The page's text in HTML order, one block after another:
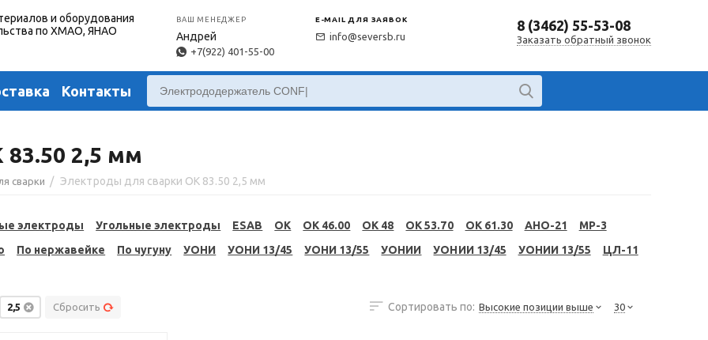
и оборудования
по ХМАО, ЯНАО
ВАШ МЕНЕДЖЕР
Андрей
+7(922) 401-55-00
E-MAIL ДЛЯ ЗАЯВОК
info@seversb.ru
8 (3462) 55-53-08
Заказать обратный звонок
Контакты
2,5 мм
сварки / Электроды для сварки OK 83.50 2,5 мм
электроды Угольные электроды ESAB OK OK 46.00 OK 48 OK 53.70 OK 61.30 АНО-21
МР-3
По нержавейке По чугуну УОНИ УОНИ 13/45 УОНИ 13/55 УОНИИ УОНИИ 13/45 УОНИИ 13/55
ЦЛ-11
2,5 Сбросить Сортировать по: Высокие позиции выше 30